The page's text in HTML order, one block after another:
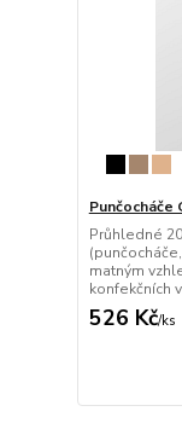
Průhledné
matným
konfekčních
526 Kč/ks